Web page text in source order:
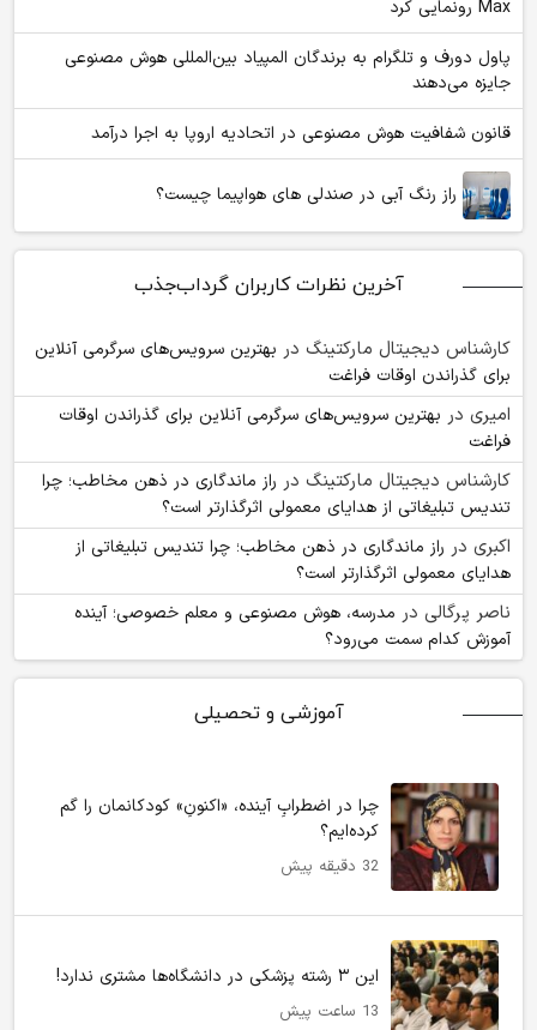
Max رونمایی کرد
پاول دورف و تلگرام به برندگان المپیاد بین‌المللی هوش مصنوعی
جایزه می‌دهند
قانون شفافیت هوش مصنوعی در اتحادیه اروپا به اجرا درآمد
راز رنگ آبی در صندلی های هواپیما چیست؟
آخرین نظرات کاربران گرداب‌جذب
کارشناس دیجیتال مارکتینگ در بهترین سرویس‌های سرگرمی آنلاین
برای گذراندن اوقات فراغت
امیری در بهترین سرویس‌های سرگرمی آنلاین برای گذراندن اوقات
فراغت
کارشناس دیجیتال مارکتینگ در راز ماندگاری در ذهن مخاطب؛ چرا
تندیس تبلیغاتی از هدایای معمولی اثرگذارتر است؟
اکبری در راز ماندگاری در ذهن مخاطب؛ چرا تندیس تبلیغاتی از
هدایای معمولی اثرگذارتر است؟
ناصر پرگالی در مدرسه، هوش مصنوعی و معلم خصوصی؛ آینده
آموزش کدام سمت می‌رود؟
آموزشی و تحصیلی
چرا در اضطرابِ آینده، «اکنونِ» کودکانمان را گم
کرده‌ایم؟
32 دقیقه پیش
این ۳ رشته پزشکی در دانشگاه‌ها مشتری ندارد!
13 ساعت پیش